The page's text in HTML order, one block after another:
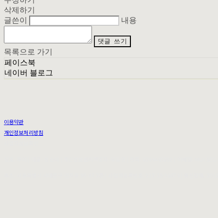
삭제하기
글쓴이
내용
댓글 쓰기
목록으로 가기
페이스북
네이버 블로그
이용약관
개인정보처리방침